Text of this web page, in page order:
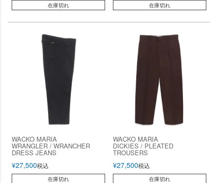
在庫切れ 在庫切れ
WACKO MARIA
WRANGLER / WRANCHER
DRESS JEANS
¥27,500税込
在庫切れ
WACKO MARIA
DICKIES / PLEATED
TROUSERS
¥27,500税込
在庫切れ